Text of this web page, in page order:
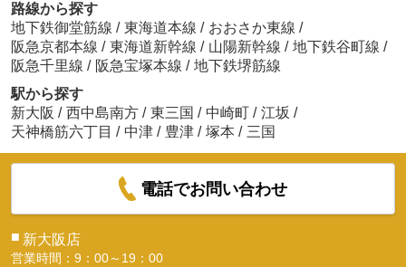
路線から探す
地下鉄御堂筋線 / 東海道本線 / おおさか東線 /
阪急京都本線 / 東海道新幹線 / 山陽新幹線 / 地下鉄谷町線 /
阪急千里線 / 阪急宝塚本線 / 地下鉄堺筋線
駅から探す
新大阪 / 西中島南方 / 東三国 / 中崎町 / 江坂 /
天神橋筋六丁目 / 中津 / 豊津 / 塚本 / 三国
電話でお問い合わせ
■ 新大阪店
営業時間：9：00～19：00